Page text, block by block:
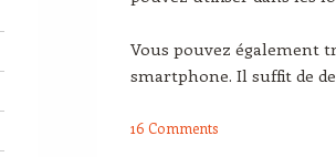
Vous pouvez également
smartphone. Il suffit de
16 Comments